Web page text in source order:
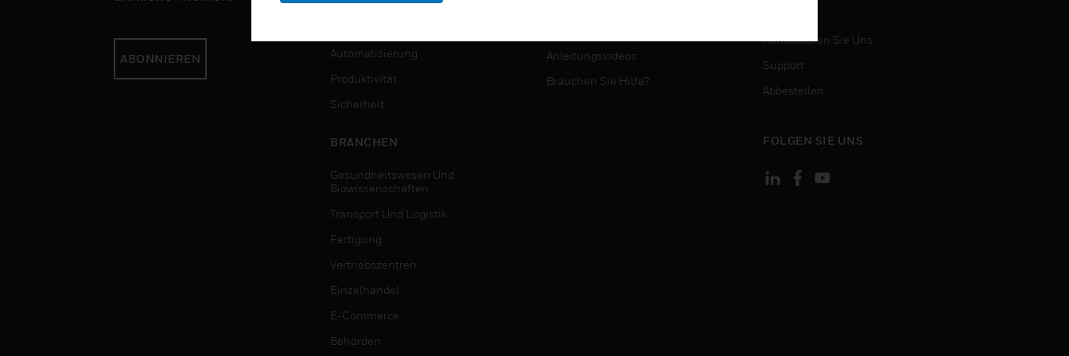
ABONNIEREN
Automatisierung
Produktivität
Sicherheit
BRANCHEN
Gesundheitswesen Und
Biowissenschaften
Transport Und Logistik
Fertigung
Vertriebszentren
Einzelhandel
E-Commerce
Behörden
Anleitungsvideos
Brauchen Sie Hilfe?
Kontaktieren Sie Uns
Support
Abbestellen
FOLGEN SIE UNS